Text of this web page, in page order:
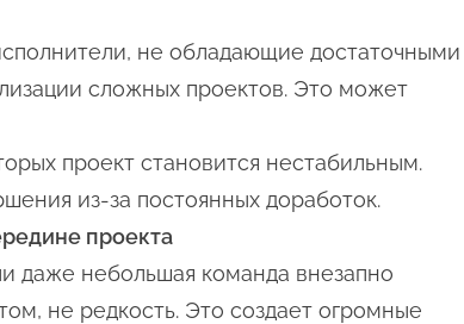
не обладающие достаточными
сложных проектов. Это может
проект становится нестабильным.
из-за постоянных доработок.
проекта
даже небольшая команда внезапно
не редкость. Это создает огромные